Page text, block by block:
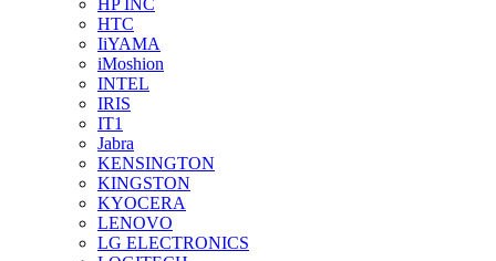
HTC
IiYAMA
iMoshion
INTEL
IRIS
IT1
Jabra
KENSINGTON
KINGSTON
KYOCERA
LENOVO
LG ELECTRONICS